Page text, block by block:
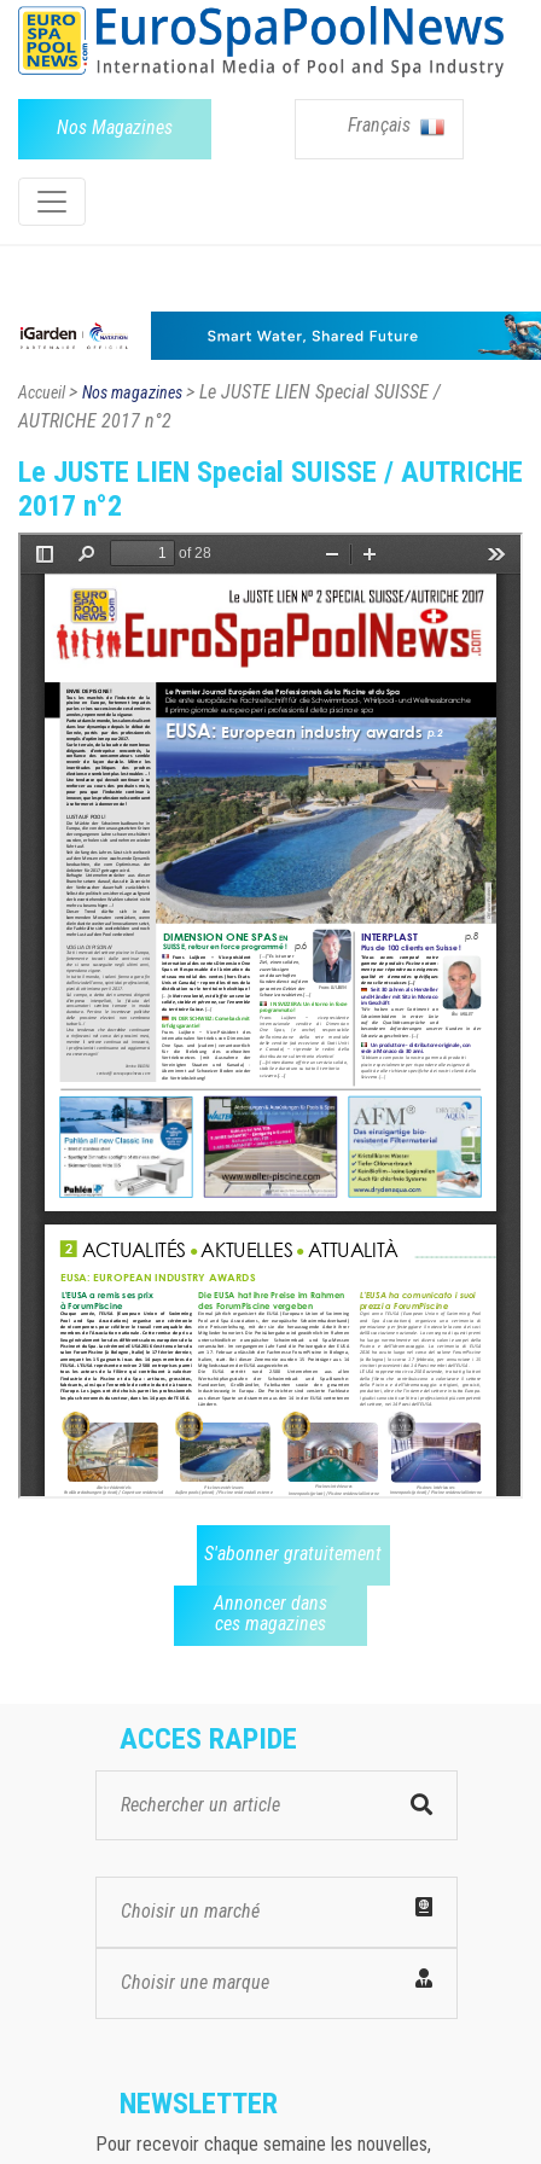
Nos Magazines Français
Accueil> Nos magazines> Le JUSTE LIEN Special SUISSE /
AUTRICHE 2017 n°2
Le JUSTE LIEN Special SUISSE / AUTRICHE
2017 n°2
S'abonner gratuitement
Annoncer dans
ces magazines
ACCES RAPIDE
Choisir un marché
Choisir une marque
NEWSLETTER
Pour recevoir chaque semaine les nouvelles,